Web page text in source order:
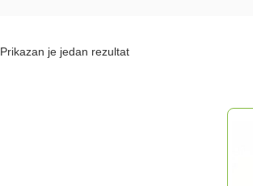
Prikazan je jedan rezultat